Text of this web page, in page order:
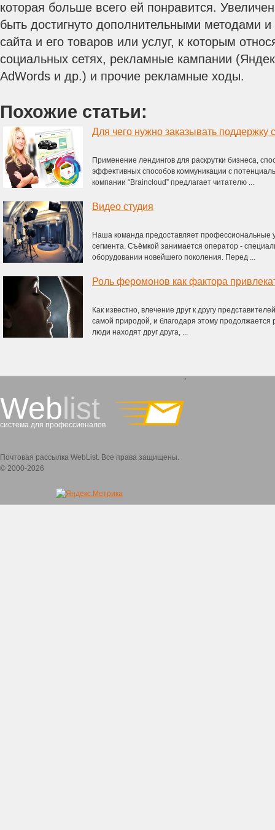
которая больше всего ей понравится.
быть достигнуто дополнительными методами и
сайта и его товаров или услуг, к которым
социальных сетях, рекламные кампании
AdWords и др.) и прочие рекламные ходы.
Похожие статьи:
Для чего нужно заказывать поддержку
Применение лендингов для раскрутки бизнеса,
эффективных способов коммуникации с
компании “Braincloud” предлагает читателю ...
Видео студия
Наша команда предоставляет профессиональные
сегмента. Съёмкой занимается оператор -
оборудовании новейшего поколения. Перед ...
Роль феромонов как фактора
Как известно, влечение друг к другу
самой природой, и благодаря этому продолжается
люди находят друг друга, ...
Weblist
система для профессионалов
`
Почтовая рассылка WebList. Все права защищены.
© 2000-2026